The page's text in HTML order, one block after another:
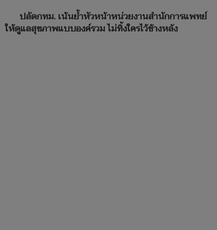
ปลัดกทม. เน้นย้ำหัวหน้าหน่วยงานสำนักการแพทย์
ให้ดูแลสุขภาพแบบองค์รวม ไม่ทิ้งใครไว้ข้างหลัง